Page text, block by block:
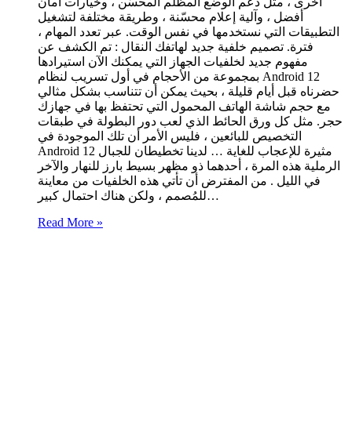
أفضل ، وآلية إعلام محسّنة ، وطريقة مختلفة لتشغيل
التطبيقات التي نستخدمها في نفس الوقت. عبر تعدد المهام ،
فترة. تصميم خلفية جديد لهاتفك النقال : تم الكشف عن
مفهوم جديد لخلفيات الجهاز التي يمكنك الآن استيرادها
بمجموعة من الأحجام في أول تسريب لنظام Android 12
حضرناه قبل أيام قليلة ، بحيث يمكن أن تتناسب بشكل مثالي
مع حجم شاشة الهاتف المحمول التي تحتفظ بها في جهازك
حجر. مثل كل ورق الحائط الذي لعب دور البطولة في طبقات
التخصيص للبائعين ، فليس الأمر أن تلك الموجودة في
Android 12 مثيرة للإعجاب للغاية … لدينا تخطيطان للجبال
الرملية هذه المرة ، أحدهما ذو مظهر بسيط بارز للنهار والآخر
في الليل . من المفترض أن تأتي هذه الخلفيات من معاينة
للمُصمم ، ولكن هناك احتمال كبير…
Read More »